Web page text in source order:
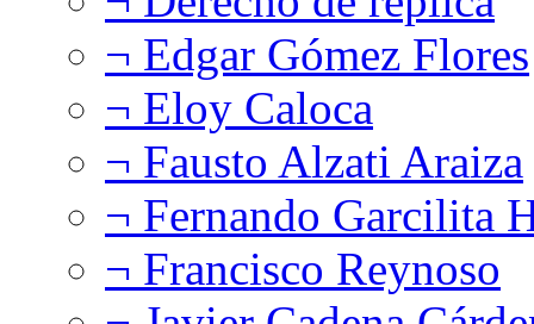
¬ Edgar Gómez Flores
¬ Eloy Caloca
¬ Fausto Alzati Araiza
¬ Fernando Garcilita
¬ Francisco Reynoso